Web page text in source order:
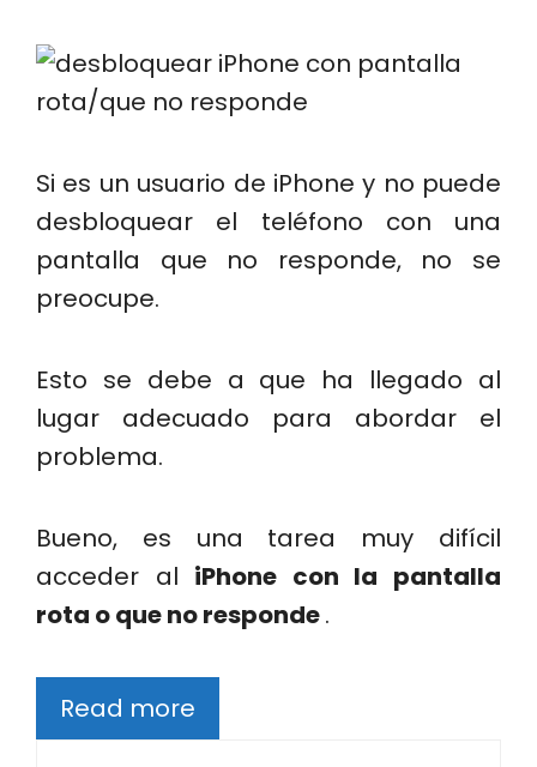
Si es un usuario de iPhone y no puede
desbloquear el teléfono con una
pantalla que no responde, no se
preocupe.
Esto se debe a que ha llegado al
lugar adecuado para abordar el
problema.
Bueno, es una tarea muy difícil
acceder al iPhone con la pantalla
rota o que no responde.
Read more